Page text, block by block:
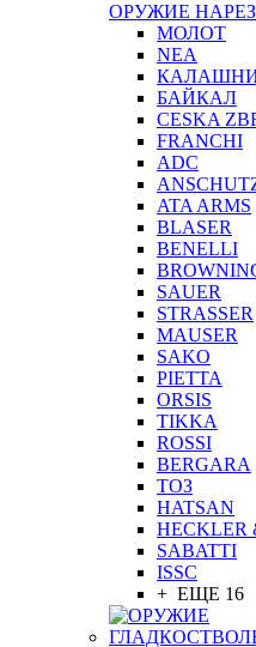
ОРУЖИЕ
МОЛОТ
NEA
БАЙКАЛ
CESKA
FRANCHI
ADC
ATA ARMS
BLASER
BENELLI
SAUER
STRASSER
MAUSER
SAKO
PIETTA
ORSIS
TIKKA
ROSSI
BERGARA
ТОЗ
HATSAN
HECKLER
SABATTI
ISSC
+ ЕЩЕ 16